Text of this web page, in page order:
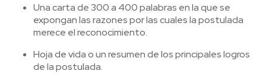
Una carta de 300 a 400 palabras en la que se
expongan las razones por las cuales la postulada
merece el reconocimiento.
Hoja de vida o un resumen de los principales logros
de la postulada.